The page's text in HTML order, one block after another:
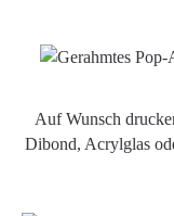
Auf Wunsch
Dibond, Acrylglas